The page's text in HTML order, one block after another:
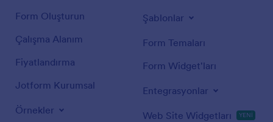
Form Oluşturun
Çalışma Alanım
Fiyatlandırma
Jotform Kurumsal
Örnekler
Şablonlar
Form Temaları
Form Widget'ları
Entegrasyonlar
Web Site Widgetları YENİ